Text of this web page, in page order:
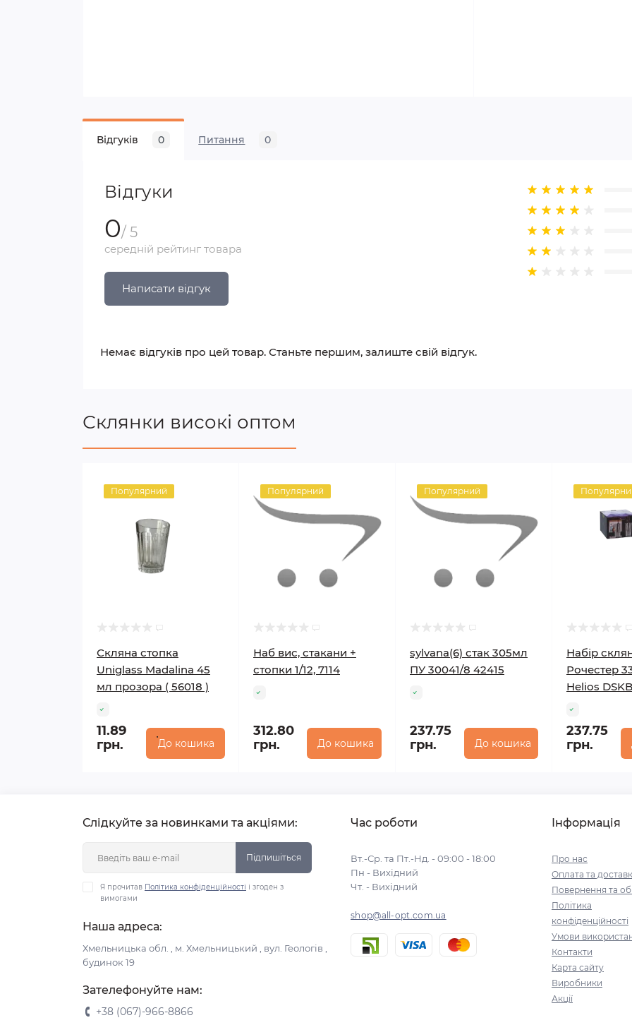
Відгуків 0 Питання 0
Відгуки
0/ 5
середній рейтинг товара
Написати відгук
Немає відгуків про цей товар. Станьте першим, залиште свій відгук.
Склянки високі оптом
Популярний
Скляна стопка
Uniglass Madalina 45
мл прозора ( 56018 )
11.89
грн.
До кошика
Популярний
Наб вис, стакани +
стопки 1/12, 7114
312.80
грн.
До кошика
Популярний
sylvana(6) стак 305мл
ПУ 30041/8 42415
237.75
грн.
До кошика
Набір
Рочестер
Helios
237.75
грн.
Слідкуйте за новинками та акціями:
Підпишіться
Я прочитав Політика конфіденційності і згоден з
вимогами
Наша адреса:
Хмельницька обл. , м. Хмельницький , вул. Геологів ,
будинок 19
Зателефонуйте нам:
+38 (067)-966-8866
Час роботи
Вт.-Ср. та Пт.-Нд. - 09:00 - 18:00
Пн - Вихідний
Чт. - Вихідний
shop@all-opt.com.ua
Інформація
Про нас
Оплата та
Повернення та
Політика
конфіденційності
Умови
Контакти
Карта сайту
Виробники
Акції